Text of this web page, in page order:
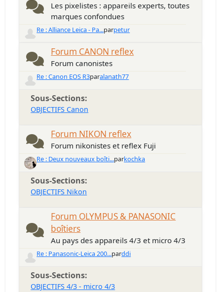
Les pixelistes : appareils experts, toutes
marques confondues
Re : Alliance Leica - Pa...parpetur
Forum CANON reflex
Forum canonistes
Re : Canon EOS R3paralanath77
Sous-Sections
OBJECTIFS Canon
Forum NIKON reflex
Forum nikonistes et reflex Fuji
Re : Deux nouveaux boîti...parkochka
Sous-Sections
OBJECTIFS Nikon
Forum OLYMPUS & PANASONIC
boîtiers
Au pays des appareils 4/3 et micro 4/3
Re : Panasonic-Leica 200...parddi
Sous-Sections
OBJECTIFS 4/3 - micro 4/3